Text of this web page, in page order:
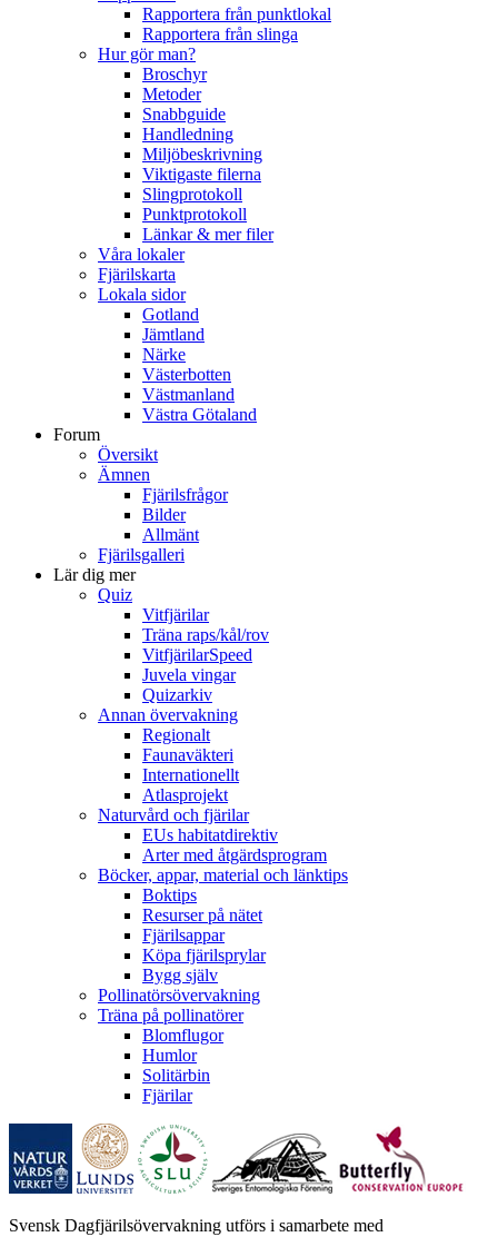
Rapportera från punktlokal
Rapportera från slinga
Hur gör man?
Broschyr
Metoder
Snabbguide
Handledning
Miljöbeskrivning
Viktigaste filerna
Slingprotokoll
Punktprotokoll
Länkar & mer filer
Våra lokaler
Fjärilskarta
Lokala sidor
Gotland
Jämtland
Närke
Västerbotten
Västmanland
Västra Götaland
Forum
Översikt
Ämnen
Fjärilsfrågor
Bilder
Allmänt
Fjärilsgalleri
Lär dig mer
Quiz
Vitfjärilar
Träna raps/kål/rov
VitfjärilarSpeed
Juvela vingar
Quizarkiv
Annan övervakning
Regionalt
Faunaväkteri
Internationellt
Atlasprojekt
Naturvård och fjärilar
EUs habitatdirektiv
Arter med åtgärdsprogram
Böcker, appar, material och länktips
Boktips
Resurser på nätet
Fjärilsappar
Köpa fjärilsprylar
Bygg själv
Pollinatörsövervakning
Träna på pollinatörer
Blomflugor
Humlor
Solitärbin
Fjärilar
Svensk Dagfjärilsövervakning utförs i samarbete med